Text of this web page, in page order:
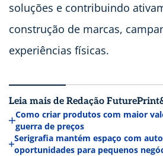
soluções e contribuindo
construção de marcas,
experiências físicas.
Leia mais de Redação
Como criar produtos com maior
guerra de preços
Serigrafia mantém espaço com
oportunidades para pequenos